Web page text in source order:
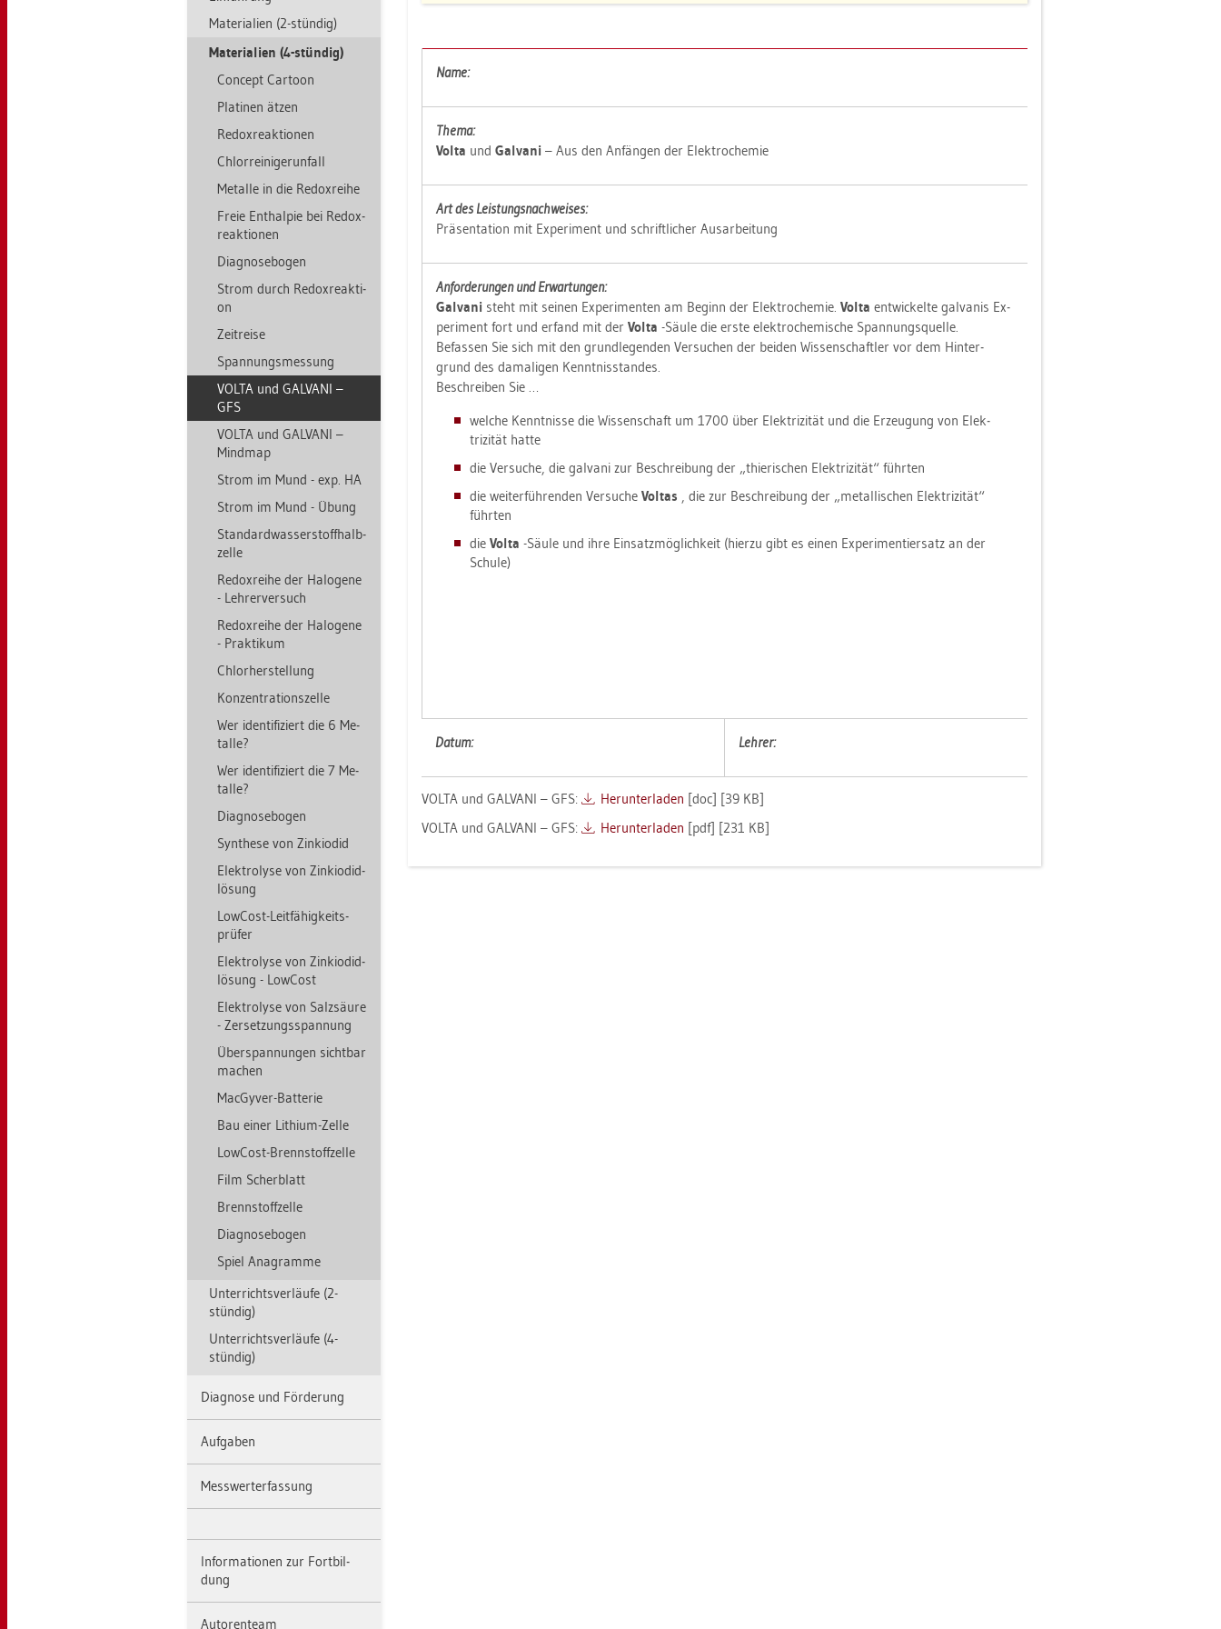
Ma­te­ria­li­en (2-stün­dig)
Ma­te­ria­li­en (4-stün­dig)
Con­cept Car­toon
Pla­ti­nen ätzen
Re­dox­re­ak­tio­nen
Chlor­rei­ni­ge­run­fall
Me­tal­le in die Re­dox­rei­he
Freie Ent­hal­pie bei Re­dox­
re­ak­tio­nen
Dia­gno­se­bo­gen
Strom durch Re­dox­re­ak­ti­
on
Zeit­rei­se
Span­nungs­mes­sung
VOLTA und GAL­VA­NI –
GFS
VOLTA und GAL­VA­NI –
Mind­map
Strom im Mund - exp. HA
Strom im Mund - Übung
Stan­dard­was­ser­stoff­halb­
zel­le
Re­dox­rei­he der Ha­lo­ge­ne
- Leh­rer­ver­such
Re­dox­rei­he der Ha­lo­ge­ne
- Prak­ti­kum
Chlor­her­stel­lung
Kon­zen­tra­ti­ons­zel­le
Wer iden­ti­fi­ziert die 6 Me­
tal­le?
Wer iden­ti­fi­ziert die 7 Me­
tal­le?
Dia­gno­se­bo­gen
Syn­the­se von Zin­ki­odid
Elek­tro­ly­se von Zin­ki­odid­
lö­sung
Low­Cost-Leit­fä­hig­keits­
prü­fer
Elek­tro­ly­se von Zin­ki­odid­
lö­sung - Low­Cost
Elek­tro­ly­se von Salz­säu­re
- Zer­set­zungs­span­nung
Über­span­nun­gen sicht­bar
ma­chen
MacGy­ver-Bat­te­rie
Bau einer Li­thi­um-Zelle
Low­Cost-Brenn­stoff­zel­le
Film Scher­blatt
Brenn­stoff­zel­le
Dia­gno­se­bo­gen
Spiel Ana­gram­me
Un­ter­richts­ver­läu­fe (2-
stün­dig)
Un­ter­richts­ver­läu­fe (4-
stün­dig)
Dia­gno­se und För­de­rung
Auf­ga­ben
Mess­wert­er­fas­sung
In­for­ma­tio­nen zur Fort­bil­
dung
Au­to­ren­team
Name:
Thema:
Volta und Gal­va­ni – Aus den An­fän­gen der Elek­tro­che­mie
Art des Leis­tungs­nach­wei­ses:
Prä­sen­ta­ti­on mit Ex­pe­ri­ment und schrift­li­cher Aus­ar­bei­tung
An­for­de­run­gen und Er­war­tun­gen:
Gal­va­ni steht mit sei­nen Ex­pe­ri­men­ten am Be­ginn der Elek­tro­che­mie. Volta ent­wi­ckel­te gal­va­nis Ex­
pe­ri­ment fort und er­fand mit der Volta -Säule die erste elek­tro­che­mi­sche Span­nungs­quel­le.
Be­fas­sen Sie sich mit den grund­le­gen­den Ver­su­chen der bei­den Wis­sen­schaft­ler vor dem Hin­ter­
grund des da­ma­li­gen Kennt­nis­stan­des.
Be­schrei­ben Sie …
wel­che Kennt­nis­se die Wis­sen­schaft um 1700 über Elek­tri­zi­tät und die Er­zeu­gung von Elek­
tri­zi­tät hatte
die Ver­su­che, die gal­va­ni zur Be­schrei­bung der „thie­ri­schen Elek­tri­zi­tät“ führ­ten
die wei­ter­füh­ren­den Ver­su­che Vol­tas , die zur Be­schrei­bung der „me­tal­li­schen Elek­tri­zi­tät“
führ­ten
die Volta -Säule und ihre Ein­satz­mög­lich­keit (hier­zu gibt es einen Ex­pe­ri­men­tier­satz an der
Schu­le)
Datum: Leh­rer:
VOLTA und GAL­VA­NI – GFS: Her­un­ter­la­den [doc] [39 KB]
VOLTA und GAL­VA­NI – GFS:
Her­un­ter­la­den [pdf] [231 KB]